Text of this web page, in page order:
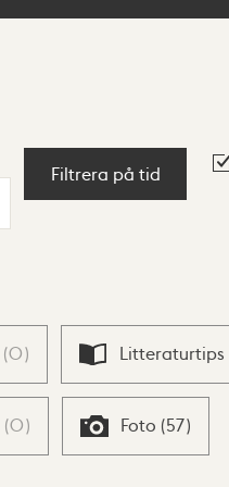
Filtrera på tid
(0) Litteraturtips
(0) Foto (57)